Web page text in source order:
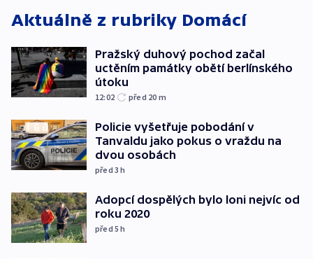
Aktuálně z rubriky Domácí
Pražský duhový pochod začal
uctěním památky obětí berlínského
útoku
12:02 před 20 m
Policie vyšetřuje pobodání v
Tanvaldu jako pokus o vraždu na
dvou osobách
před 3h
Adopcí dospělých bylo loni nejvíc od
roku 2020
před 5h